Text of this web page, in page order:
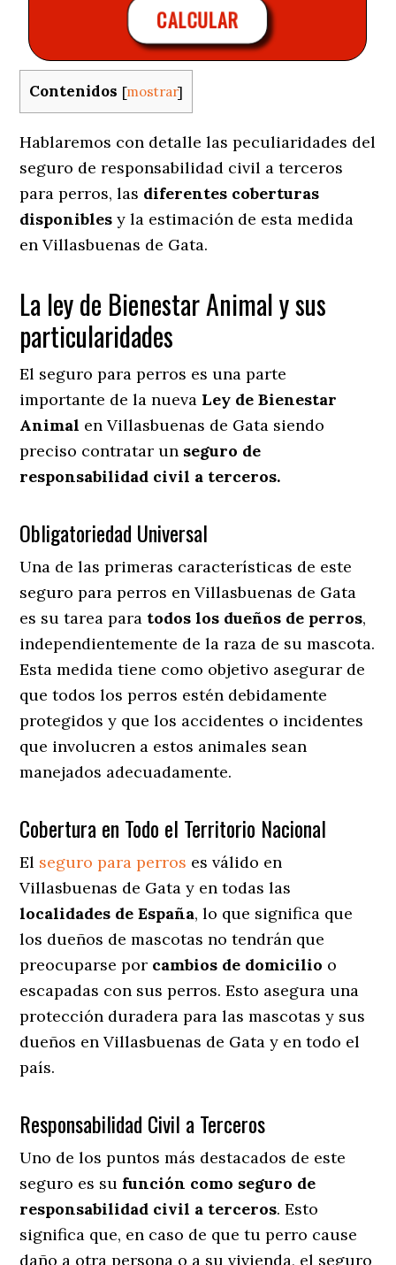
CALCULAR
Contenidos [mostrar]
Hablaremos con detalle las peculiaridades del
seguro de responsabilidad civil a terceros
para perros, las diferentes coberturas
disponibles y la estimación de esta medida
en Villasbuenas de Gata.
La ley de Bienestar Animal y sus
particularidades
El seguro para perros es una parte
importante de la nueva Ley de Bienestar
Animal en Villasbuenas de Gata siendo
preciso contratar un seguro de
responsabilidad civil a terceros.
Obligatoriedad Universal
Una de las primeras características de este
seguro para perros en Villasbuenas de Gata
es su tarea para todos los dueños de perros,
independientemente de la raza de su mascota.
Esta medida tiene como objetivo asegurar de
que todos los perros estén debidamente
protegidos y que los accidentes o incidentes
que involucren a estos animales sean
manejados adecuadamente.
Cobertura en Todo el Territorio Nacional
El seguro para perros es válido en
Villasbuenas de Gata y en todas las
localidades de España, lo que significa que
los dueños de mascotas no tendrán que
preocuparse por cambios de domicilio o
escapadas con sus perros. Esto asegura una
protección duradera para las mascotas y sus
dueños en Villasbuenas de Gata y en todo el
país.
Responsabilidad Civil a Terceros
Uno de los puntos más destacados de este
seguro es su función como seguro de
responsabilidad civil a terceros. Esto
significa que, en caso de que tu perro cause
daño a otra persona o a su vivienda, el seguro